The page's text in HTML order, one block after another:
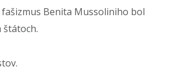
Benita Mussoliniho bol